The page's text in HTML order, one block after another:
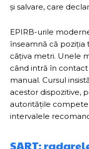
și salvare, care
EPIRB-urile
înseamnă că poziția
câțiva metri. Unele
când intră în
manual. Cursul
acestor dispozitive,
autoritățile
intervalele
SART: